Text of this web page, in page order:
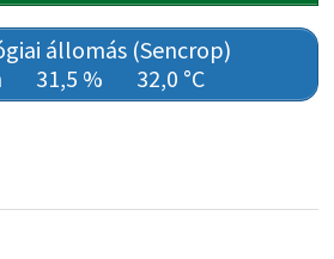
állomás (Sencrop)
31,5 % 32,0 °C